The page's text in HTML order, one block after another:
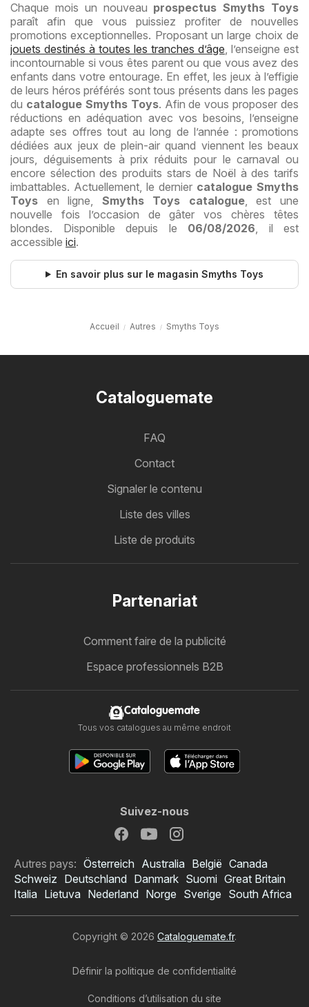
Chaque mois un nouveau prospectus Smyths Toys
paraît afin que vous puissiez profiter de nouvelles
promotions exceptionnelles. Proposant un large choix de
jouets destinés à toutes les tranches d’âge, l’enseigne est
incontournable si vous êtes parent ou que vous avez des
enfants dans votre entourage. En effet, les jeux à l’effigie
de leurs héros préférés sont tous présents dans les pages
du catalogue Smyths Toys. Afin de vous proposer des
réductions en adéquation avec vos besoins, l’enseigne
adapte ses offres tout au long de l’année : promotions
dédiées aux jeux de plein-air quand viennent les beaux
jours, déguisements à prix réduits pour le carnaval ou
encore sélection des produits stars de Noël à des tarifs
imbattables. Actuellement, le dernier catalogue Smyths
Toys en ligne, Smyths Toys catalogue, est une
nouvelle fois l’occasion de gâter vos chères têtes
blondes. Disponible depuis le 06/08/2026, il est
accessible ici.
En savoir plus sur le magasin Smyths Toys
Accueil Autres Smyths Toys
Cataloguemate
FAQ
Contact
Signaler le contenu
Liste des villes
Liste de produits
Partenariat
Comment faire de la publicité
Espace professionnels B2B
Cataloguemate
Tous vos catalogues au même endroit
Suivez-nous
Autres pays: Österreich Australia België Canada
Schweiz Deutschland Danmark Suomi Great Britain
Italia Lietuva Nederland Norge Sverige South Africa
Copyright © 2026 Cataloguemate.fr.
Définir la politique de confidentialité
Conditions d’utilisation du site